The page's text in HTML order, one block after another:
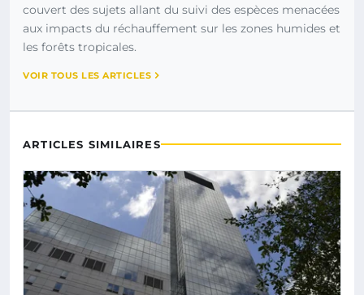
couvert des sujets allant du suivi des espèces menacées
aux impacts du réchauffement sur les zones humides et
les forêts tropicales.
VOIR TOUS LES ARTICLES
ARTICLES SIMILAIRES